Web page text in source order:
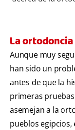
La
Aunque muy
han sido un
antes de que la
primeras
asemejan a la
pueblos